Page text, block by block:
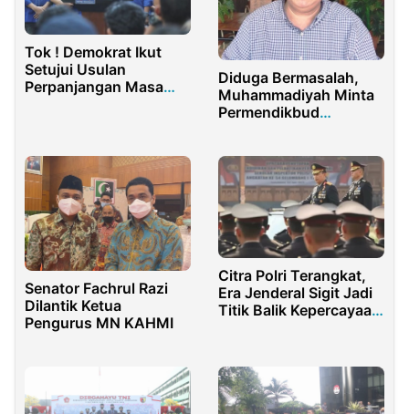
Tok ! Demokrat Ikut
Setujui Usulan
Perpanjangan Masa
Diduga Bermasalah,
Muhammadiyah Minta
Permendikbud
Senator Fachrul Razi
Dilantik Ketua
Pengurus MN KAHMI
Citra Polri Terangkat,
Era Jenderal Sigit Jadi
Titik Balik Kepercayaan